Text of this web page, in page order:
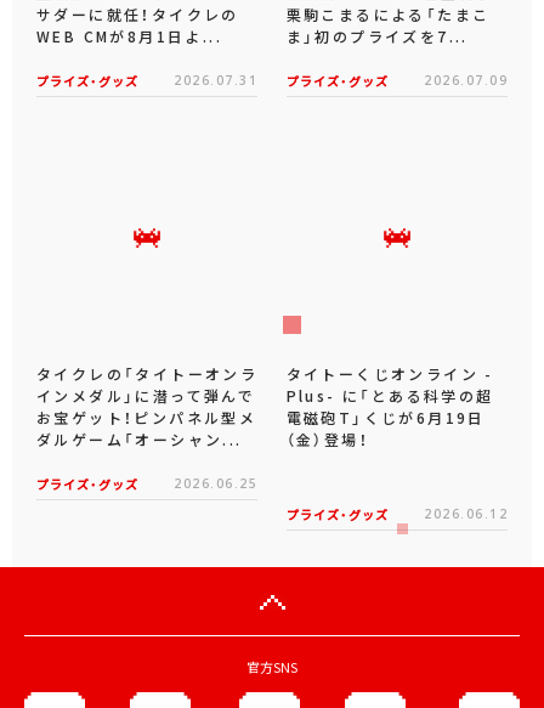
サダーに就任！タイクレの
WEB CMが8月1日よ...
プライズ・グッズ 2026.07.31
栗駒こまるによる「たまこ
ま」初のプライズを7...
プライズ・グッズ 2026.07.09
タイクレの「タイトーオンラ
インメダル」に潜って弾んで
お宝ゲット！ピンパネル型メ
ダルゲーム「オーシャン...
プライズ・グッズ 2026.06.25
タイトーくじオンライン -
Plus- に「とある科学の超
電磁砲T」くじが6月19日
（金）登場！
プライズ・グッズ 2026.06.12
官方SNS